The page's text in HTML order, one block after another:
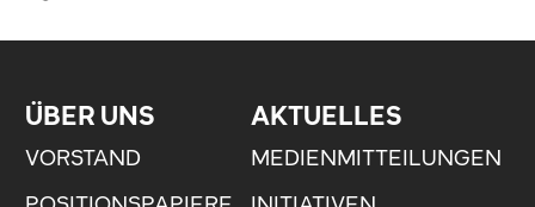
ÜBER UNS
VORSTAND
AKTUELLES
MEDIENMITTEILUNGEN